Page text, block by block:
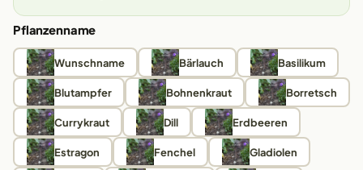
Pflanzenname
Wunschname Bärlauch Basilikum
Blutampfer Bohnenkraut Borretsch
Currykraut Dill Erdbeeren
Estragon Fenchel Gladiolen